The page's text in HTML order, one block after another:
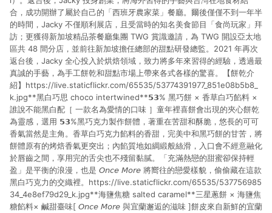
合，成功開辦了屬於自己的「西班牙農家菜」餐廳。爾後僅僅不到一年半
的時間，Jacky 不僅順利展店，且受當時的知名美食節目「食尚玩家」拜
訪；更獲得新加坡精品茶餐廳集團 TWG 賞識邀請，為 TWG 開設亞太地
區共 48 間分店，並前往新加坡擔任總部的甜點研發總監。2021 年再次
返台後，Jacky 全心投入於烘焙領域，致力將多年來習得的經驗，透過最
真誠的手藝，為手工餅乾和甜點市場上帶來各式各樣的驚喜。【餅乾介
紹】https://live.staticflickr.com/65535/53774391977_851e08b5b8_
k.jpg**黑白巧思 choco intertwined**𝟱𝟯% 黑巧餅 × 香草白巧餡料 ×
誰說不能黑白配［ 一款名為愛情的口味 ］童年裡喜餅會出現的夾心餅乾
為靈感，選用 𝟱𝟯%黑巧克力製作餅體，著重在苦甜和酥脆，悠長的可可
香氣當然是主角。香草白巧克力餡料的香甜，完美中和黑巧餅的甘苦，將
餅體原有的烤焙香氣更突出；內餡質地如綢緞般絲滑，入口會不經意融化
於唇齒之間，享用完的舌尖也不殘留黏膩。「充滿熱戀的甜蜜卻保持輕
盈」是平衡的浪漫，也是 𝘖𝘯𝘤𝘦 𝘔𝘰𝘳𝘦 將嚮往的戀愛樣貌，偷偷藏在這款
黑白巧克力的交織裡。https://live.staticflickr.com/65535/537756985
34_4e8ef79d29_k.jpg**海鹽焦糖 salted caramel**三星蔥餅 × 海鹽焦
糖餡料× 鹹甜臺味[ 𝘖𝘯𝘤𝘦 𝘔𝘰𝘳𝘦 與宜蘭邂逅的滋味 ]餅皮來自新鮮的宜蘭